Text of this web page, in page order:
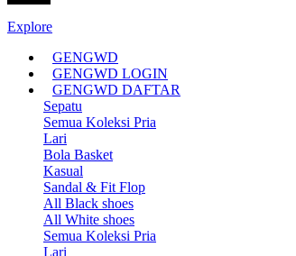
Explore
GENGWD
GENGWD LOGIN
GENGWD DAFTAR
Sepatu
Semua Koleksi Pria
Lari
Bola Basket
Kasual
Sandal & Fit Flop
All Black shoes
All White shoes
Semua Koleksi Pria
Lari